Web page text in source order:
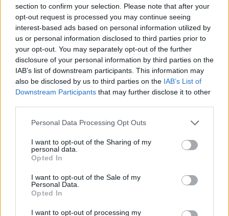
section to confirm your selection. Please note that after your
opt-out request is processed you may continue seeing
interest-based ads based on personal information utilized by
us or personal information disclosed to third parties prior to
your opt-out. You may separately opt-out of the further
disclosure of your personal information by third parties on the
IAB’s list of downstream participants. This information may
also be disclosed by us to third parties on the IAB’s List of
Downstream Participants that may further disclose it to other
Personal Data Processing Opt Outs
I want to opt-out of the Sharing of my
personal data.
Opted In
I want to opt-out of the Sale of my
Personal Data.
Opted In
I want to opt-out of processing my
Gamta Žemė
Dėl artėjančio taifūno Kinijoje –
aukščiausio lygio perspėjimas